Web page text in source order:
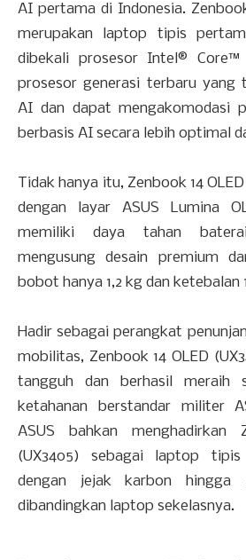
AI pertama di Indonesia.
merupakan laptop tipis
dibekali prosesor Intel®
prosesor generasi terbaru yang
AI dan dapat mengakomodasi
berbasis AI secara lebih optimal
Tidak hanya itu, Zenbook 14
dengan layar ASUS Lumina
memiliki daya tahan
mengusung desain premium
bobot hanya 1,2 kg dan ketebalan
Hadir sebagai perangkat
mobilitas, Zenbook 14 OLED
tangguh dan berhasil meraih
ketahanan berstandar militer
ASUS bahkan menghadirkan
(UX3405) sebagai laptop tipis
dengan jejak karbon hingga
dibandingkan laptop sekelasnya.